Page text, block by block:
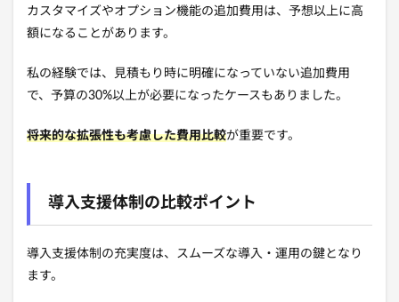
カスタマイズやオプション機能の追加費用は、予想以上に高
額になることがあります。
私の経験では、見積もり時に明確になっていない追加費用
で、予算の30%以上が必要になったケースもありました。
将来的な拡張性も考慮した費用比較が重要です。
導入支援体制の比較ポイント
導入支援体制の充実度は、スムーズな導入・運用の鍵となり
ます。